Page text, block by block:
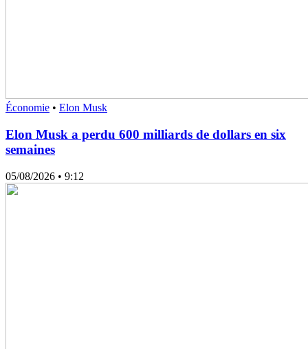
Économie • Elon Musk
Elon Musk a perdu 600 milliards de dollars en six
semaines
05/08/2026 • 9:12